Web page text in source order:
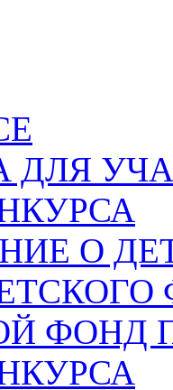
ДЛЯ
О
ФОНД